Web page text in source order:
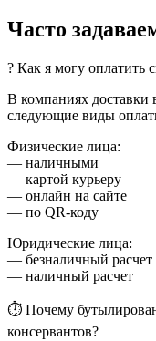
Часто
? Как я могу оплатить
В компаниях
следующие виды
Физические лица:
— наличными
— картой курьеру
— онлайн на сайте
— по QR-коду
Юридические лица:
— безналичный расчет
— наличный расчет
⏱ Почему
консервантов?